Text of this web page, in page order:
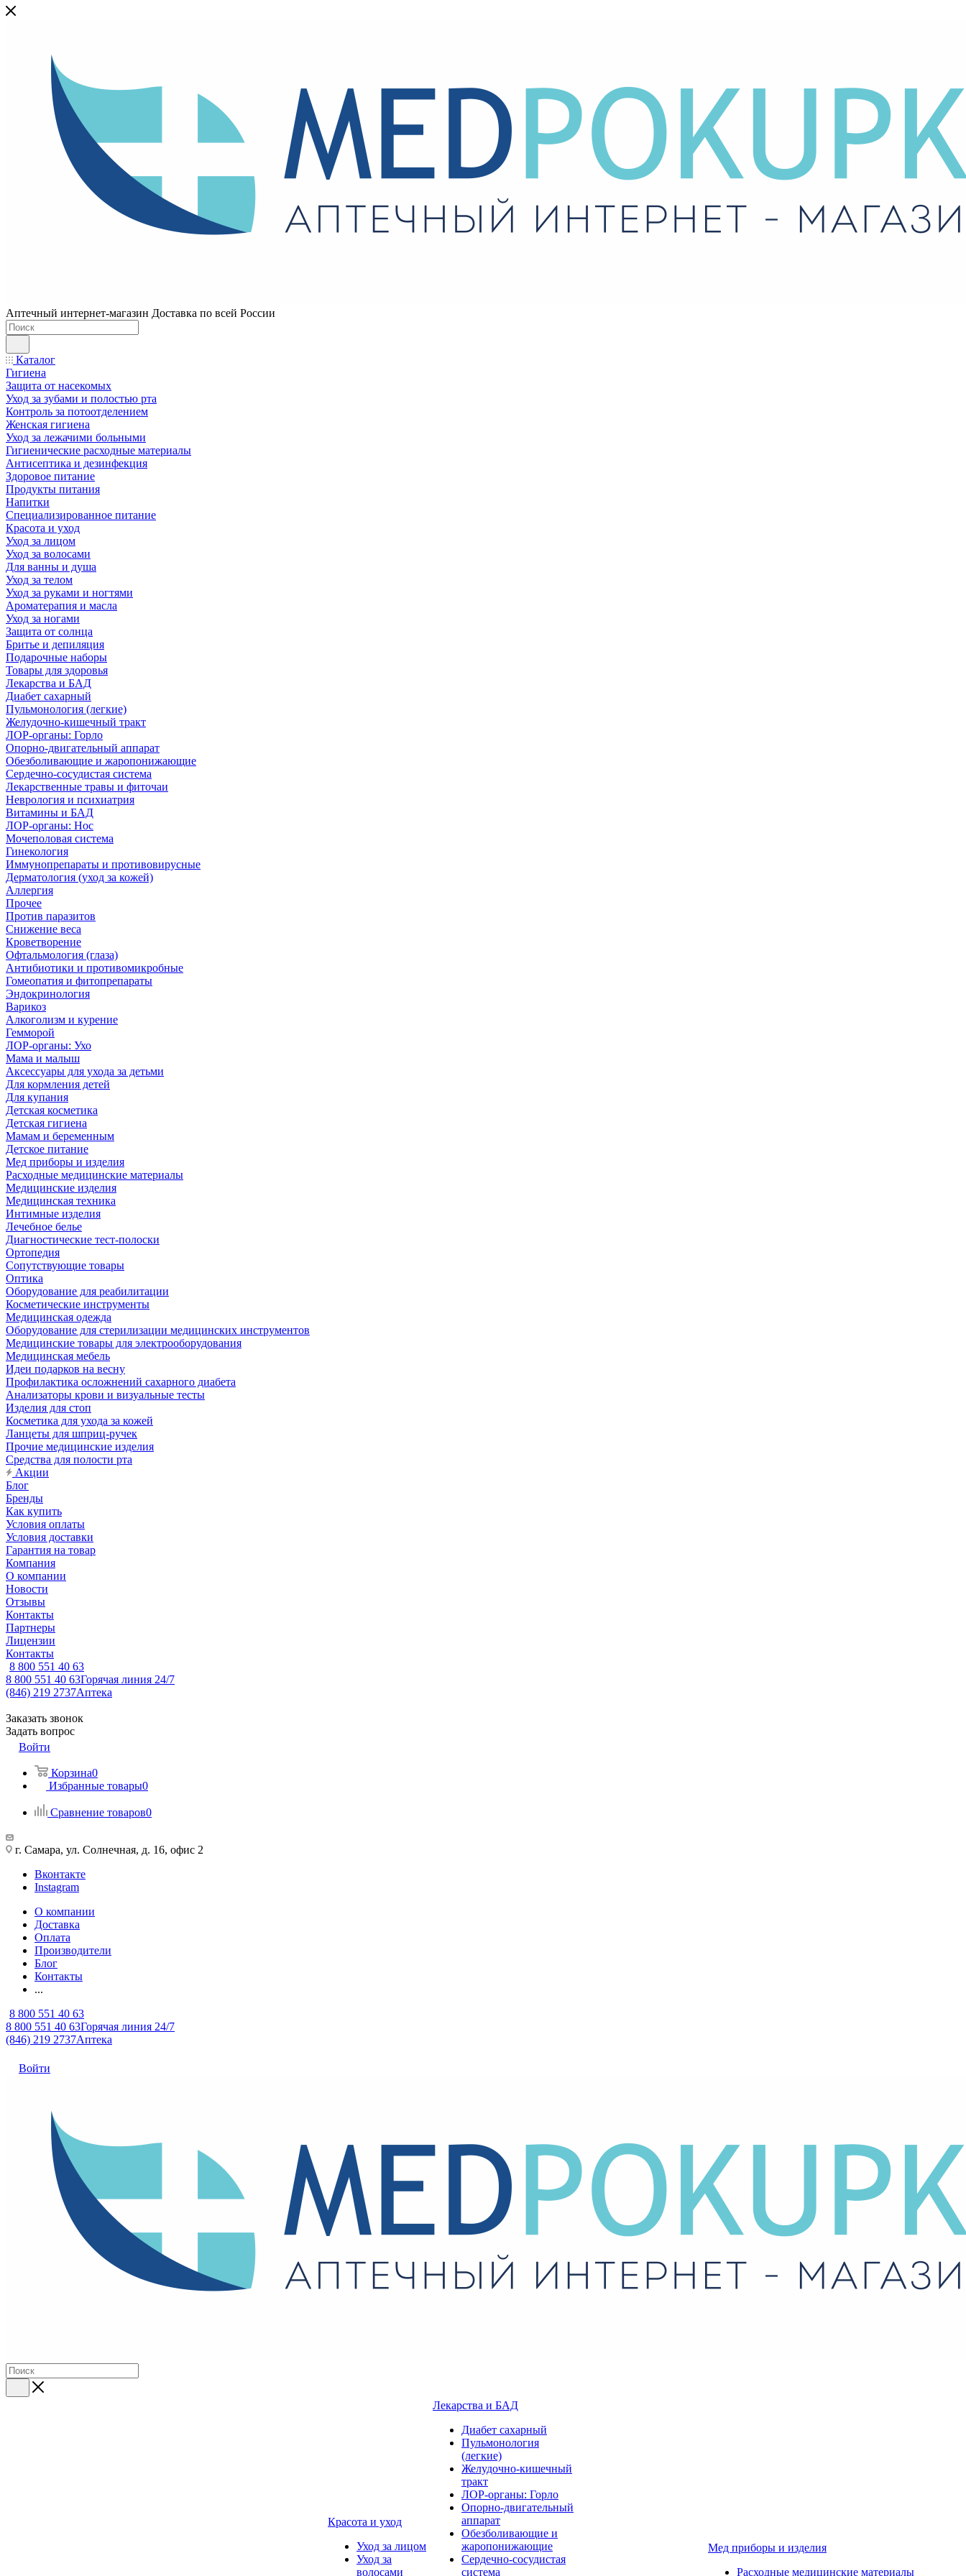
Аптечный интернет-магазин Доставка по всей России
Каталог
Гигиена
Защита от насекомых
Уход за зубами и полостью рта
Контроль за потоотделением
Женская гигиена
Уход за лежачими больными
Гигиенические расходные материалы
Антисептика и дезинфекция
Здоровое питание
Продукты питания
Напитки
Специализированное питание
Красота и уход
Уход за лицом
Уход за волосами
Для ванны и душа
Уход за телом
Уход за руками и ногтями
Ароматерапия и масла
Уход за ногами
Защита от солнца
Бритье и депиляция
Подарочные наборы
Товары для здоровья
Лекарства и БАД
Диабет сахарный
Пульмонология (легкие)
Желудочно-кишечный тракт
ЛОР-органы: Горло
Опорно-двигательный аппарат
Обезболивающие и жаропонижающие
Сердечно-сосудистая система
Лекарственные травы и фиточаи
Неврология и психиатрия
Витамины и БАД
ЛОР-органы: Нос
Мочеполовая система
Гинекология
Иммунопрепараты и противовирусные
Дерматология (уход за кожей)
Аллергия
Прочее
Против паразитов
Снижение веса
Кроветворение
Офтальмология (глаза)
Антибиотики и противомикробные
Гомеопатия и фитопрепараты
Эндокринология
Варикоз
Алкоголизм и курение
Гемморой
ЛОР-органы: Ухо
Мама и малыш
Аксессуары для ухода за детьми
Для кормления детей
Для купания
Детская косметика
Детская гигиена
Мамам и беременным
Детское питание
Мед приборы и изделия
Расходные медицинские материалы
Медицинские изделия
Медицинская техника
Интимные изделия
Лечебное белье
Диагностические тест-полоски
Ортопедия
Сопутствующие товары
Оптика
Оборудование для реабилитации
Косметические инструменты
Медицинская одежда
Оборудование для стерилизации медицинских инструментов
Медицинские товары для электрооборудования
Медицинская мебель
Идеи подарков на весну
Профилактика осложнений сахарного диабета
Анализаторы крови и визуальные тесты
Изделия для стоп
Косметика для ухода за кожей
Ланцеты для шприц-ручек
Прочие медицинские изделия
Средства для полости рта
Акции
Блог
Бренды
Как купить
Условия оплаты
Условия доставки
Гарантия на товар
Компания
О компании
Новости
Отзывы
Контакты
Партнеры
Лицензии
Контакты
8 800 551 40 63
8 800 551 40 63Горячая линия 24/7
(846) 219 2737Аптека
Заказать звонок
Задать вопрос
Войти
Корзина0
Избранные товары0
Сравнение товаров0
г. Самара, ул. Солнечная, д. 16, офис 2
Вконтакте
Instagram
О компании
Доставка
Оплата
Производители
Блог
Контакты
...
8 800 551 40 63
8 800 551 40 63Горячая линия 24/7
(846) 219 2737Аптека
Войти
Красота и уход
Уход за лицом
Уход за
волосами
Лекарства и БАД
Диабет сахарный
Пульмонология
(легкие)
Желудочно-кишечный
тракт
ЛОР-органы: Горло
Опорно-двигательный
аппарат
Обезболивающие и
жаропонижающие
Сердечно-сосудистая
система
Мед приборы и изделия
Расходные медицинские материалы